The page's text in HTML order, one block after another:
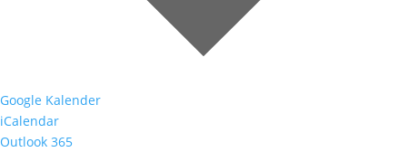
Google Kalender
iCalendar
Outlook 365